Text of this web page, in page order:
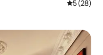
Средна
5 (28)